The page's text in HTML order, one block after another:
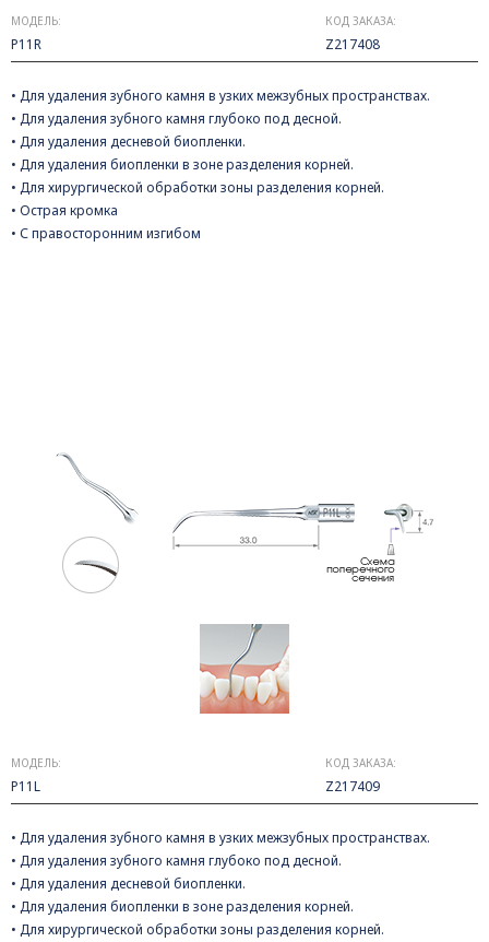
МОДЕЛЬ:
P11R
КОД ЗАКАЗА:
Z217408
• Для удаления зубного камня в узких межзубных пространствах.
• Для удаления зубного камня глубоко под десной.
• Для удаления десневой биопленки.
• Для удаления биопленки в зоне разделения корней.
• Для хирургической обработки зоны разделения корней.
• Острая кромка
• С правосторонним изгибом
МОДЕЛЬ:
P11L
КОД ЗАКАЗА:
Z217409
• Для удаления зубного камня в узких межзубных пространствах.
• Для удаления зубного камня глубоко под десной.
• Для удаления десневой биопленки.
• Для удаления биопленки в зоне разделения корней.
• Для хирургической обработки зоны разделения корней.